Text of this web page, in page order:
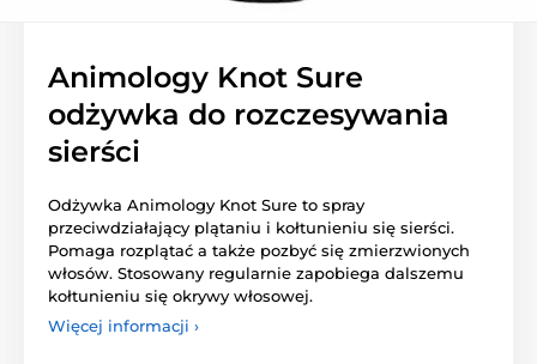
Animology Knot Sure
odżywka do rozczesywania
sierści
Odżywka Animology Knot Sure to spray
przeciwdziałający plątaniu i kołtunieniu się sierści.
Pomaga rozplątać a także pozbyć się zmierzwionych
włosów. Stosowany regularnie zapobiega dalszemu
kołtunieniu się okrywy włosowej.
Więcej informacji ›